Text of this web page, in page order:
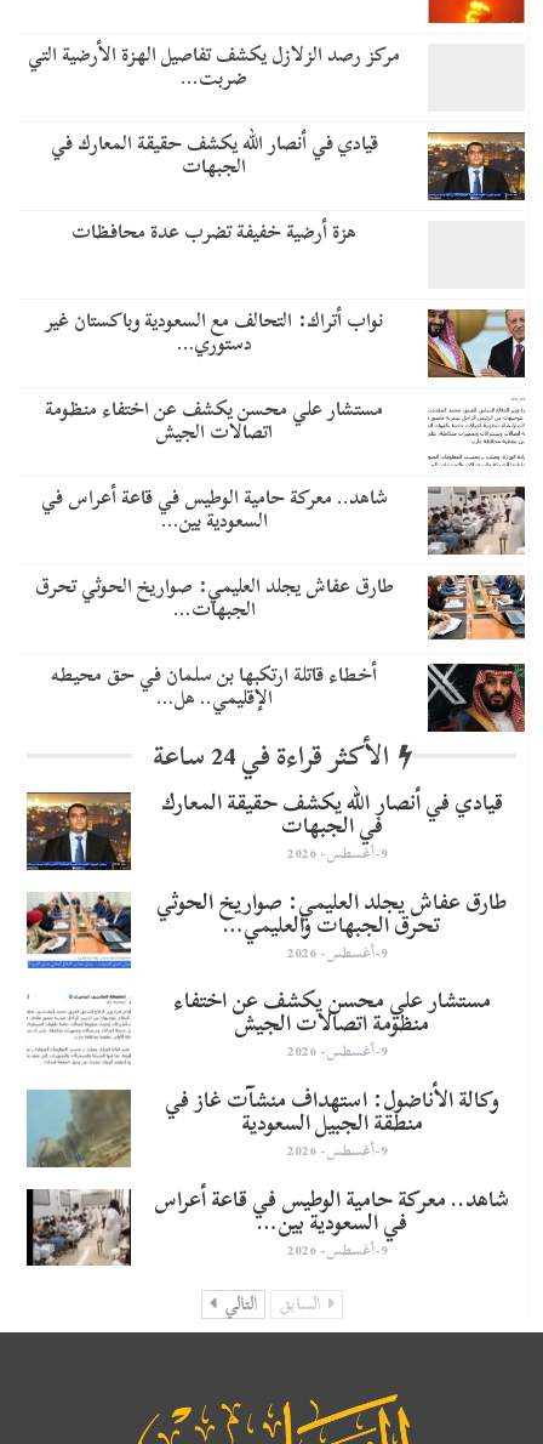
مركز رصد الزلازل يكشف تفاصيل الهزة الأرضية التي
ضربت…
قيادي في أنصار الله يكشف حقيقة المعارك في
الجبهات
هزة أرضية خفيفة تضرب عدة محافظات
نواب أتراك: التحالف مع السعودية وباكستان غير
دستوري…
مستشار علي محسن يكشف عن اختفاء منظومة
اتصالات الجيش
شاهد.. معركة حامية الوطيس في قاعة أعراس في
السعودية بين…
طارق عفاش يجلد العليمي: صواريخ الحوثي تحرق
الجبهات…
أخطاء قاتلة ارتكبها بن سلمان في حق محيطه
الإقليمي.. هل…
الأكثر قراءة في 24 ساعة
قيادي في أنصار الله يكشف حقيقة المعارك
في الجبهات
9-أغسطس- 2026
طارق عفاش يجلد العليمي: صواريخ الحوثي
تحرق الجبهات والعليمي…
9-أغسطس- 2026
مستشار علي محسن يكشف عن اختفاء
منظومة اتصالات الجيش
9-أغسطس- 2026
وكالة الأناضول: استهداف منشآت غاز في
منطقة الجبيل السعودية
9-أغسطس- 2026
شاهد.. معركة حامية الوطيس في قاعة أعراس
في السعودية بين…
9-أغسطس- 2026
السابق التالي